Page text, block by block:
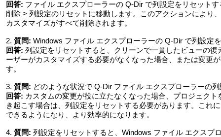
回答: ファイル エクスプローラーの Q-Dir で列設定をリセット
削除 > 列設定のリセットに移動します。このアクションにより
カスタマイズがすべて削除されます。
2. 質問: Windows ファイル エクスプローラーの Q-Dir で列設定
回答: 列設定をリセットすると、クリーンで一貫したビューの
ーザーがカスタマイズする必要がなくなった場合、または変更
す。
3. 質問: どのような状況で Q-Dir ファイル エクスプローラーの
回答: カスタムの変更が役に立たなくなった場合、プロジェク
き起こす場合は、列設定をリセットする必要があります。これ
できるようになり、より効率的になります。
4. 質問: 列設定をリセットすると、Windows ファイル エクスプ